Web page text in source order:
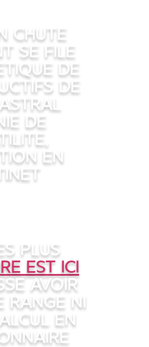
chute
se file
de
de
de
en
plus
est ici
avoir
range ni
en